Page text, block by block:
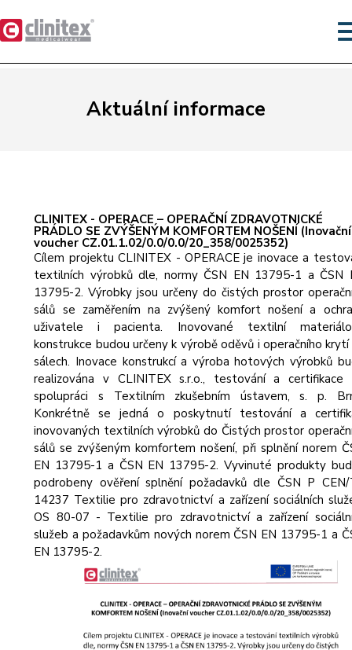
Aktuální informace
CLINITEX - OPERACE – OPERAČNÍ ZDRAVOTNICKÉ
PRÁDLO SE ZVÝŠENÝM KOMFORTEM NOŠENÍ (Inovační
voucher CZ.01.1.02/0.0/0.0/20_358/0025352)
Cílem projektu CLINITEX - OPERACE je inovace a
textilních výrobků dle, normy ČSN EN 13795-1 a ČSN
13795-2. Výrobky jsou určeny do čistých prostor
sálů se zaměřením na zvýšený komfort nošení a
uživatele i pacienta. Inovované textilní
konstrukce budou určeny k výrobě oděvů i operačního krytí
sálech. Inovace konstrukcí a výroba hotových výrobků
realizována v CLINITEX s.r.o., testování a certifikace
spolupráci s Textilním zkušebním ústavem, s. p.
Konkrétně se jedná o poskytnutí testování a
inovovaných textilních výrobků do Čistých prostor
sálů se zvýšeným komfortem nošení, při splnění norem
EN 13795-1 a ČSN EN 13795-2. Vyvinuté produkty
podrobeny ověření splnění požadavků dle ČSN P CEN/
14237 Textilie pro zdravotnictví a zařízení sociálních
OS 80-07 - Textilie pro zdravotnictví a zařízení
služeb a požadavkům nových norem ČSN EN 13795-1 a
EN 13795-2.